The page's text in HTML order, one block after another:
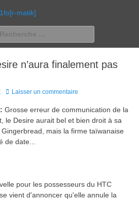
n'1fo[r-matik]
en info…
n’aura finalement pas
Laisser un commentaire
Grosse erreur de communication de la
le Desire aurait bel et bien droit à sa
mais la firme taïwanaise
de date...
pour les possesseurs du HTC
vient d'annoncer qu'elle annule la